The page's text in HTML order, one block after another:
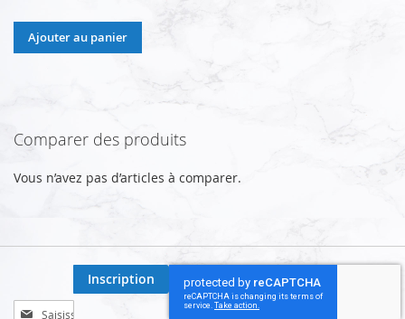
Ajouter au panier
Comparer des produits
Vous n’avez pas d’articles à comparer.
Inscription
Inscription